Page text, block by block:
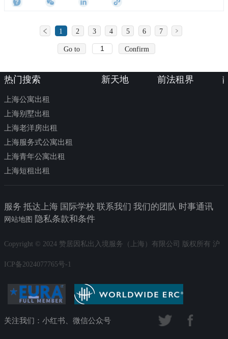
1 2 3 4 5 6 7
Go to Confirm
热门搜索
上海公寓出租
上海别墅出租
上海老洋房出租
上海服务式公寓出租
上海青年公寓出租
上海短租出租
新天地 前法租界
服务 抵达上海 国际学校 联系我们 我们的团队 时事通讯
网站地图 隐私条款和条件
Copyright © 2024 赞居因私出入境服务（上海）有限公司 版权所有 沪
ICP备2024077765号-1
关注我们：小红书、微信公众号